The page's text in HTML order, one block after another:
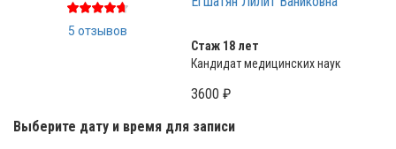
5 отзывов
Стаж 18 лет
Кандидат медицинских наук
3600 ₽
Выберите дату и время для записи